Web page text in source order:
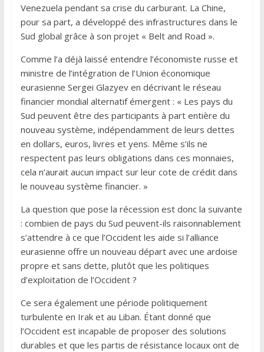
Venezuela pendant sa crise du carburant. La Chine,
pour sa part, a développé des infrastructures dans le
Sud global grâce à son projet « Belt and Road ».
Comme l’a déjà laissé entendre l’économiste russe et
ministre de l’intégration de l’Union économique
eurasienne Sergei Glazyev en décrivant le réseau
financier mondial alternatif émergent : « Les pays du
Sud peuvent être des participants à part entière du
nouveau système, indépendamment de leurs dettes
en dollars, euros, livres et yens. Même s’ils ne
respectent pas leurs obligations dans ces monnaies,
cela n’aurait aucun impact sur leur cote de crédit dans
le nouveau système financier. »
La question que pose la récession est donc la suivante
: combien de pays du Sud peuvent-ils raisonnablement
s’attendre à ce que l’Occident les aide si l’alliance
eurasienne offre un nouveau départ avec une ardoise
propre et sans dette, plutôt que les politiques
d’exploitation de l’Occident ?
Ce sera également une période politiquement
turbulente en Irak et au Liban. Étant donné que
l’Occident est incapable de proposer des solutions
durables et que les partis de résistance locaux ont de